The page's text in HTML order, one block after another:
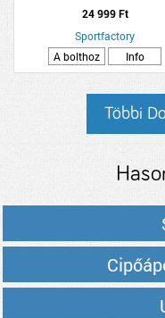
24 999 Ft
Sportfactory
A bolthoz
Info
Többi